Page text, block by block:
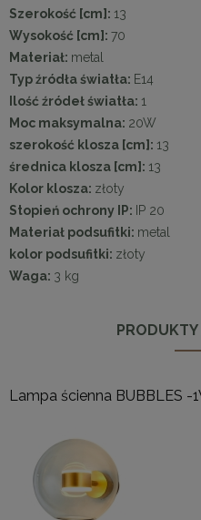
Szerokość [cm]: 13
Wysokość [cm]: 70
Materiał: metal
Typ źródła światła: E14
Ilość źródeł światła: 1
Moc maksymalna: 20W
szerokość klosza [cm]: 13
średnica klosza [cm]: 13
Kolor klosza: złoty
Stopień ochrony IP: IP 20
Materiał podsufitki: metal
kolor podsufitki: złoty
Waga: 3 kg
Lampa ścienna BUBBLES -